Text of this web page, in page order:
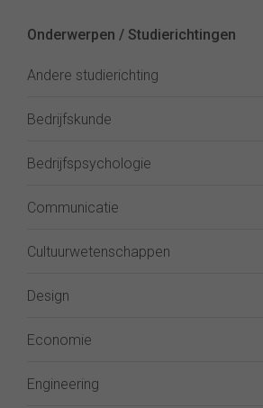
Onderwerpen / Studierichtingen
Andere studierichting
Bedrijfskunde
Bedrijfspsychologie
Communicatie
Cultuurwetenschappen
Design
Economie
Engineering